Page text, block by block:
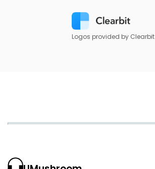
Logos provided by Clearbit